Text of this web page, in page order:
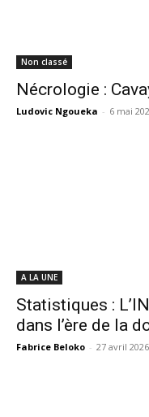
Non classé
Nécrologie :
Ludovic Ngoueka - 6 mai
A LA UNE
Statistiques :
dans l’ère de la
Fabrice Beloko - 27 avril 2026